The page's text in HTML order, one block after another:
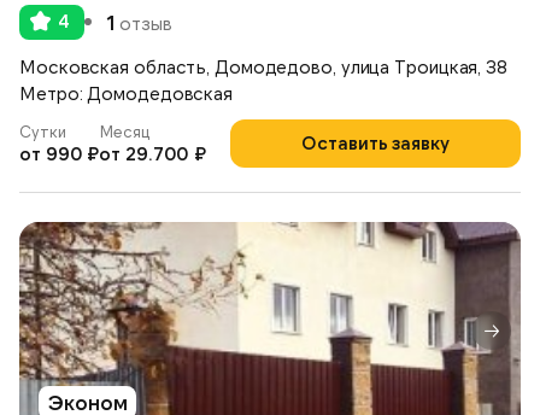
4 1 отзыв
Московская область, Домодедово, улица Троицкая, 38
Метро: Домодедовская
Оставить заявку
Сутки
от 990 ₽
Месяц
от 29.700 ₽
Эконом